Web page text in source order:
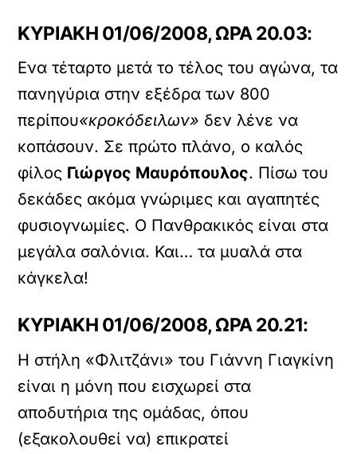
ΚΥΡΙΑΚΗ 01/06/2008, ΩΡΑ 20.03:
Ενα τέταρτο μετά το τέλος του αγώνα, τα
πανηγύρια στην εξέδρα των 800
περίπου«κροκόδειλων» δεν λένε να
κοπάσουν. Σε πρώτο πλάνο, ο καλός
φίλος Γιώργος Μαυρόπουλος. Πίσω του
δεκάδες ακόμα γνώριμες και αγαπητές
φυσιογνωμίες. Ο Πανθρακικός είναι στα
μεγάλα σαλόνια. Και… τα μυαλά στα
κάγκελα!
ΚΥΡΙΑΚΗ 01/06/2008, ΩΡΑ 20.21:
Η στήλη «Φλιτζάνι» του Γιάννη Γιαγκίνη
είναι η μόνη που εισχωρεί στα
αποδυτήρια της ομάδας, όπου
(εξακολουθεί να) επικρατεί